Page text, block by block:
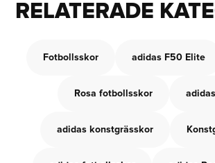
RELATERADE
Fotbollsskor adidas F50 Elite
Rosa fotbollsskor
adidas konstgrässkor